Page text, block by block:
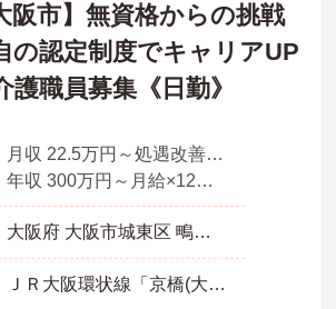
た、柔軟で働きやすい体制が整っています】
を取得し、育児・介護休業の実績や復職制度
化にも対応できます。
と少なく、日勤帯の勤務が中心であるため、
ながら働けます。
阪市】無資格からの挑戦
の認定制度でキャリアUP
職員募集《日勤》
月収 22.5万円～処遇改善手当、特定処遇手当、業務手当
年収 300万円～月給×12ヶ月＋賞与
大阪府 大阪市城東区 鴫野西2-19-28
ＪＲ大阪環状線「京橋(大阪)駅」徒歩6分